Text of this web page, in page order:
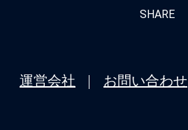
SHARE
運営会社 お問い合わせ